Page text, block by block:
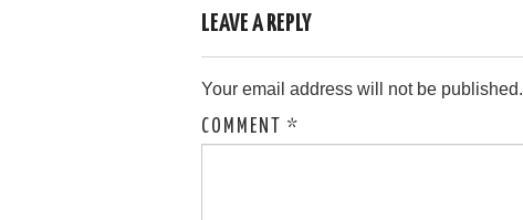
LEAVE A REPLY
Your email address will not be published.
COMMENT *